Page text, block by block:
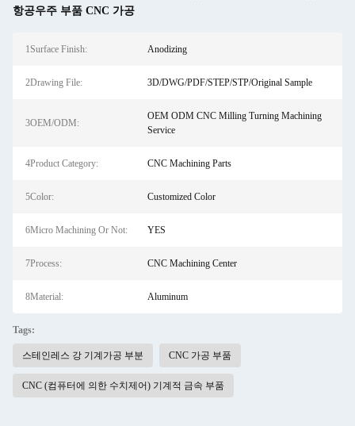
항공우주 부품 CNC 가공
1Surface Finish: Anodizing
2Drawing File: 3D/DWG/PDF/STEP/STP/Original Sample
3OEM/ODM:
OEM ODM CNC Milling Turning Machining
Service
4Product Category: CNC Machining Parts
5Color: Customized Color
6Micro Machining Or Not: YES
7Process: CNC Machining Center
8Material: Aluminum
Tags:
스테인레스 강 기계가공 부분 CNC 가공 부품
CNC (컴퓨터에 의한 수치제어) 기계적 금속 부품